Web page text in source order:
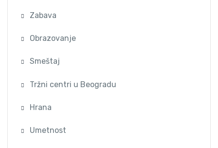
Zabava
Obrazovanje
Smeštaj
Tržni centri u Beogradu
Hrana
Umetnost